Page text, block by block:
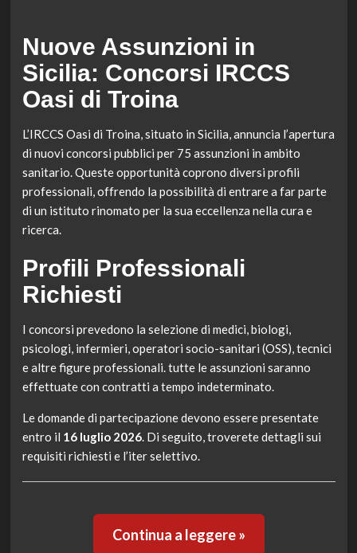
Nuove Assunzioni in
Sicilia: Concorsi IRCCS
Oasi di Troina
L’IRCCS Oasi di Troina, situato in Sicilia, annuncia l’apertura
di nuovi concorsi pubblici per 75 assunzioni in ambito
sanitario. Queste opportunità coprono diversi profili
professionali, offrendo la possibilità di entrare a far parte
di un istituto rinomato per la sua eccellenza nella cura e
ricerca.
Profili Professionali
Richiesti
I concorsi prevedono la selezione di medici, biologi,
psicologi, infermieri, operatori socio-sanitari (OSS), tecnici
e altre figure professionali. tutte le assunzioni saranno
effettuate con contratti a tempo indeterminato.
Le domande di partecipazione devono essere presentate
entro il 16 luglio 2026. Di seguito, troverete dettagli sui
requisiti richiesti e l’iter selettivo.
Continua a leggere »